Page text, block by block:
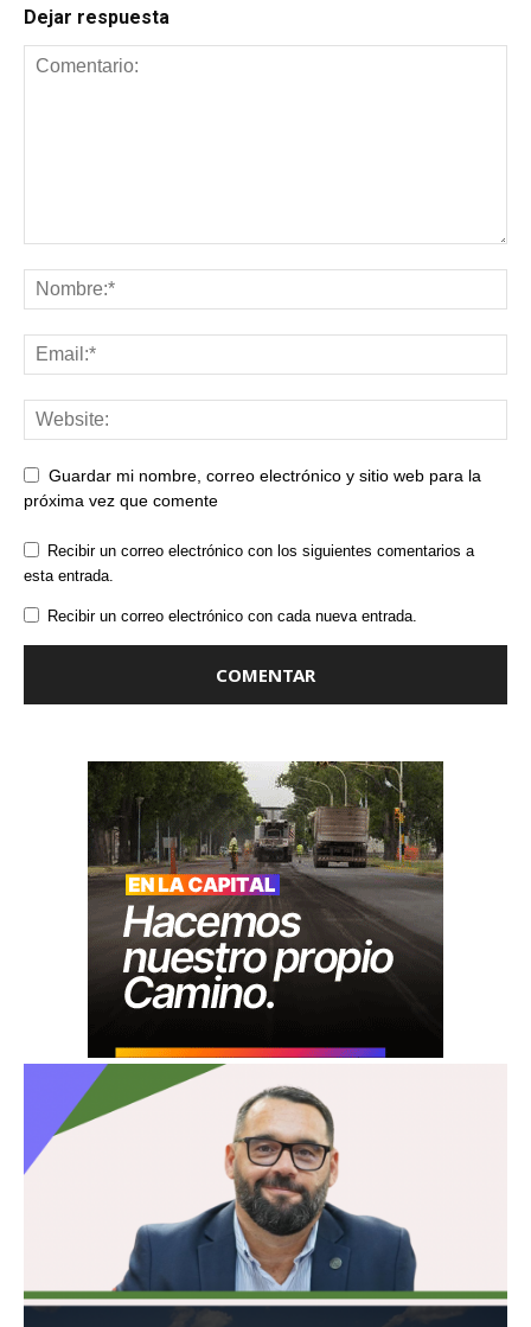
Dejar respuesta
Guardar mi nombre, correo electrónico y sitio web para la
próxima vez que comente
Recibir un correo electrónico con los siguientes comentarios a
esta entrada.
Recibir un correo electrónico con cada nueva entrada.